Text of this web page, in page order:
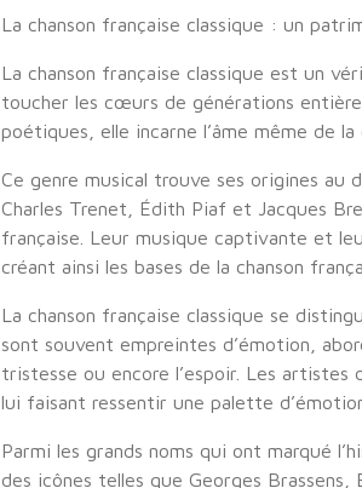
La chanson française classique : un
La chanson française classique est un
toucher les cœurs de générations
poétiques, elle incarne l’âme même de la
Ce genre musical trouve ses origines
Charles Trenet, Édith Piaf et Jacques
française. Leur musique captivante et
créant ainsi les bases de la chanson
La chanson française classique se
sont souvent empreintes d’émotion,
tristesse ou encore l’espoir. Les
lui faisant ressentir une palette
Parmi les grands noms qui ont marqué
des icônes telles que Georges